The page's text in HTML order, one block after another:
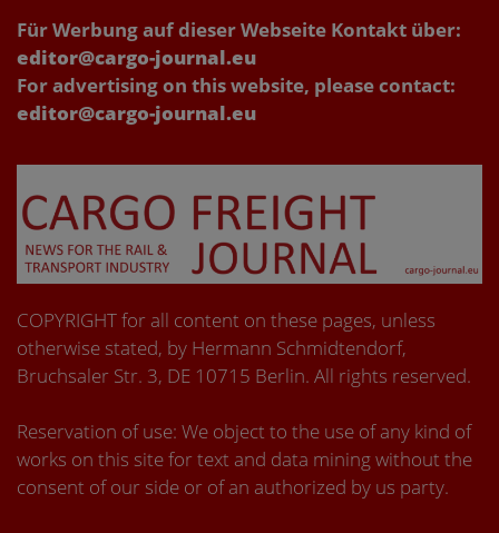
Für Werbung auf dieser Webseite Kontakt über:
editor@cargo-journal.eu
For advertising on this website, please contact:
editor@cargo-journal.eu
COPYRIGHT for all content on these pages, unless
otherwise stated, by Hermann Schmidtendorf,
Bruchsaler Str. 3, DE 10715 Berlin. All rights reserved.
Reservation of use: We object to the use of any kind of
works on this site for text and data mining without the
consent of our side or of an authorized by us party.